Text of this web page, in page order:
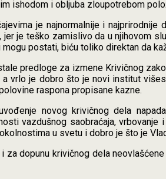
ishodom i obljuba zloupotrebom
je najnormalnije i
jer je teško zamislivo da u njihovom
postati, biću toliko direktan da
predloge za izmene Krivičnog
a vrlo je dobro što je novi institut
raspona propisane kazne.
novog krivičnog dela
vazdušnog saobraćaja,
u svetu i dobro je što je
za dopunu krivičnog dela